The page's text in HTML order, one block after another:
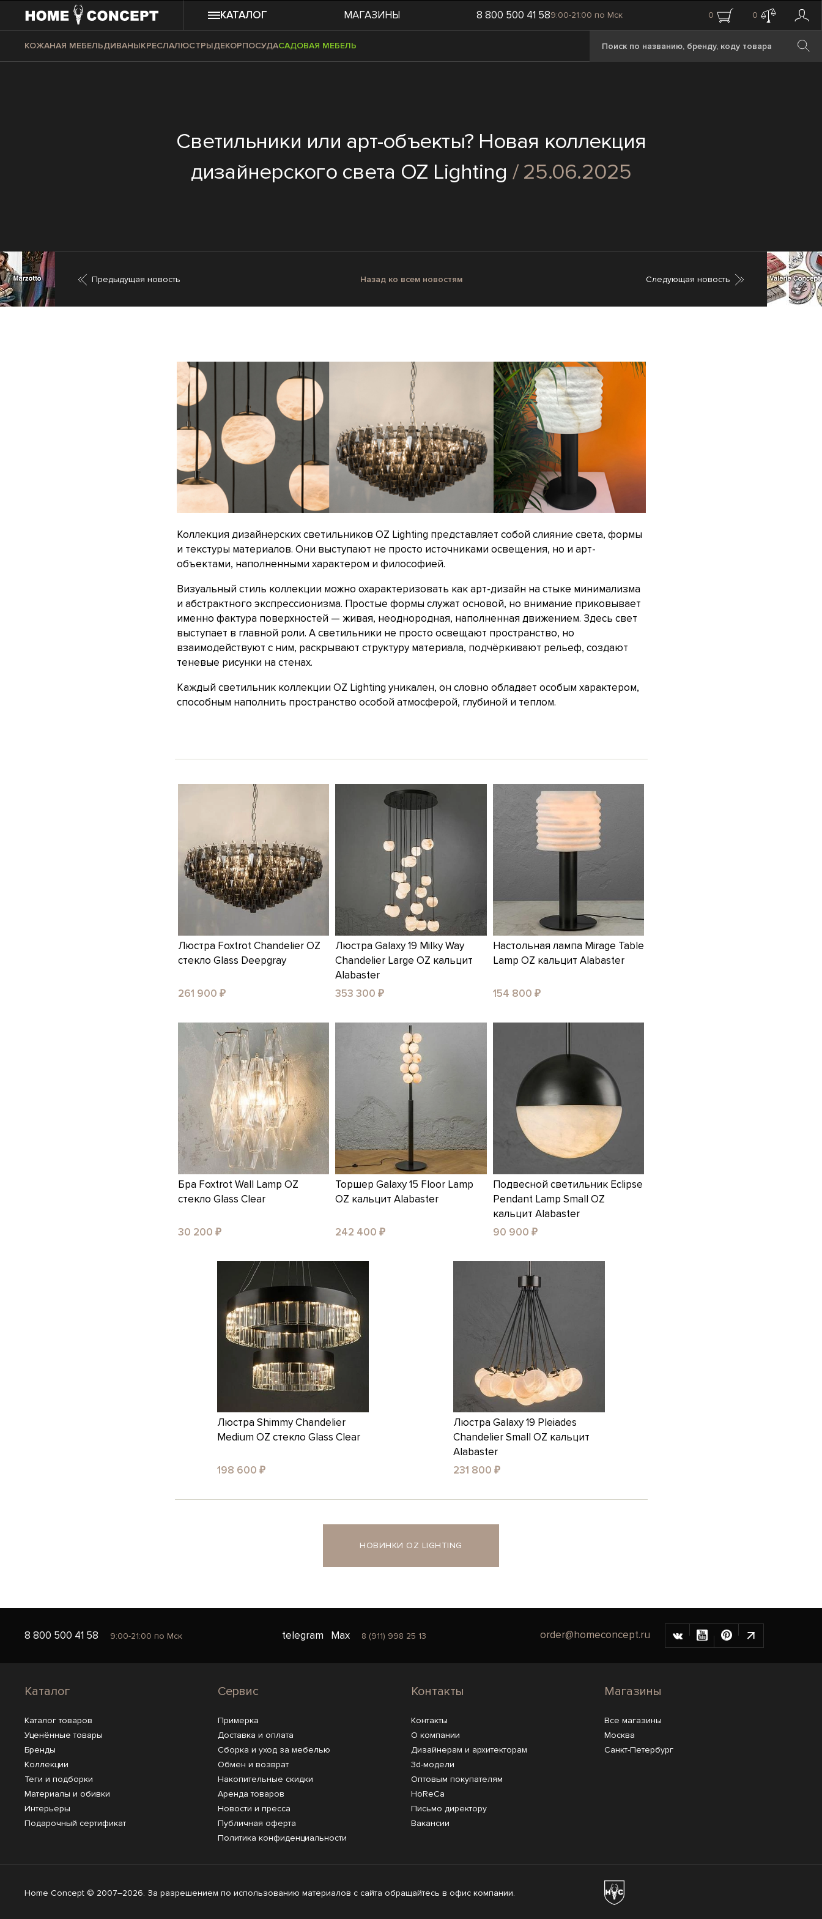
КАТАЛОГ МАГАЗИНЫ 8 800 500 41 589:00-21:00 по Мск 0 0
КОЖАНАЯ МЕБЕЛЬДИВАНЫКРЕСЛАЛЮСТРЫДЕКОРПОСУДАСАДОВАЯ МЕБЕЛЬ
Светильники или арт-объекты? Новая коллекция
дизайнерского света OZ Lighting / 25.06.2025
Предыдущая новость Назад ко всем новостям Cледующая новость
Коллекция дизайнерских светильников OZ Lighting представляет собой слияние света, формы
и текстуры материалов. Они выступают не просто источниками освещения, но и арт-
объектами, наполненными характером и философией.
Визуальный стиль коллекции можно охарактеризовать как арт-дизайн на стыке минимализма
и абстрактного экспрессионизма. Простые формы служат основой, но внимание приковывает
именно фактура поверхностей — живая, неоднородная, наполненная движением. Здесь свет
выступает в главной роли. А светильники не просто освещают пространство, но
взаимодействуют с ним, раскрывают структуру материала, подчёркивают рельеф, создают
теневые рисунки на стенах.
Каждый светильник коллекции OZ Lighting уникален, он словно обладает особым характером,
способным наполнить пространство особой атмосферой, глубиной и теплом.
Люстра Foxtrot Chandelier OZ
стекло Glass Deepgray
261 900 ₽
Люстра Galaxy 19 Milky Way
Chandelier Large OZ кальцит
Alabaster
353 300 ₽
Настольная лампа Mirage Table
Lamp OZ кальцит Alabaster
154 800 ₽
Бра Foxtrot Wall Lamp OZ
стекло Glass Clear
30 200 ₽
Торшер Galaxy 15 Floor Lamp
OZ кальцит Alabaster
242 400 ₽
Подвесной светильник Eclipse
Pendant Lamp Small OZ
кальцит Alabaster
90 900 ₽
Люстра Shimmy Chandelier
Medium OZ стекло Glass Clear
198 600 ₽
Люстра Galaxy 19 Pleiades
Chandelier Small OZ кальцит
Alabaster
231 800 ₽
НОВИНКИ OZ LIGHTING
8 800 500 41 58 9:00-21:00 по Мск telegram Max 8 (911) 998 25 13 order@homeconcept.ru
Каталог
Каталог товаров
Уценённые товары
Бренды
Коллекции
Теги и подборки
Материалы и обивки
Интерьеры
Подарочный сертификат
Сервис
Примерка
Доставка и оплата
Сборка и уход за мебелью
Обмен и возврат
Накопительные скидки
Аренда товаров
Новости и пресса
Публичная оферта
Политика конфиденциальности
Контакты
Контакты
О компании
Дизайнерам и архитекторам
3d-модели
Оптовым покупателям
HoReCa
Письмо директору
Вакансии
Магазины
Все магазины
Москва
Санкт-Петербург
Home Concept © 2007–2026. За разрешением по использованию материалов с сайта обращайтесь в офис компании.